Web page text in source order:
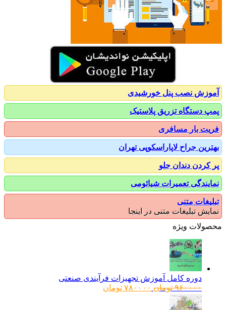
نصب پنل خورشیدی
دستگاه تزریق پلاستیک
بار مسافری
جراح لاپاراسکوپی تهران
دندان جلو
تعمیرات شیائومی
متنی
تبلیغات متنی در اینجا
ویژه
دوره کامل آموزش تجهیزات فرآیندی صنعتی
۹۶۰۰۰۰ تومانقیمت
۷۸۰۰۰۰ تومانقیمت